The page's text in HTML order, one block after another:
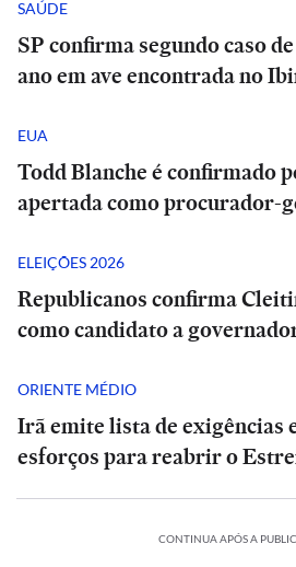
SAÚDE
SP confirma segundo caso
ano em ave encontrada no
EUA
Todd Blanche é confirmado
apertada como procurador-
ELEIÇÕES 2026
Republicanos confirma
como candidato a
ORIENTE MÉDIO
Irã emite lista de exigências
esforços para reabrir o
CONTINUA APÓS A